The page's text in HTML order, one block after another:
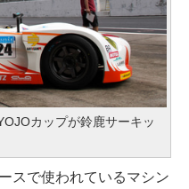
カップが鈴鹿サーキッ
スで使われているマシン